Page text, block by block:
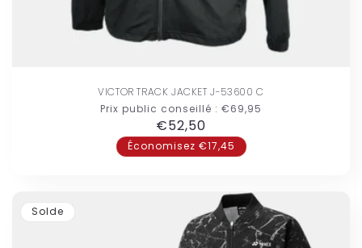
VICTOR TRACK JACKET J-53600 C
Prix public conseillé : €69,95
Prix
habituel
€52,50
Économisez €17,45
Solde